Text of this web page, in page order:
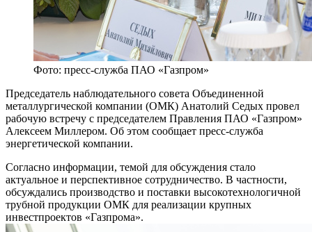
Фото: пресс-служба ПАО «Газпром»
Председатель наблюдательного совета Объединенной
металлургической компании (ОМК) Анатолий Седых провел
рабочую встречу с председателем Правления ПАО «Газпром»
Алексеем Миллером. Об этом сообщает пресс-служба
энергетической компании.
Согласно информации, темой для обсуждения стало
актуальное и перспективное сотрудничество. В частности,
обсуждались производство и поставки высокотехнологичной
трубной продукции ОМК для реализации крупных
инвестпроектов «Газпрома».